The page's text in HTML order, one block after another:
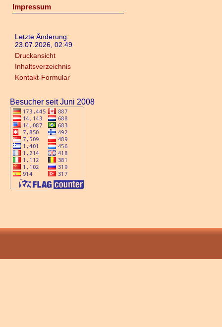
Impressum
Letzte Änderung:
23.07.2026, 02:49
Druckansicht
Inhaltsverzeichnis
Kontakt-Formular
Besucher seit Juni 2008